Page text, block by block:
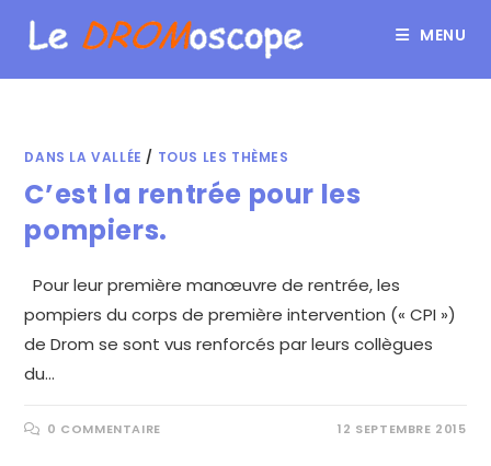
MENU
DANS LA VALLÉE / TOUS LES THÈMES
C’est la rentrée pour les
pompiers.
Pour leur première manœuvre de rentrée, les
pompiers du corps de première intervention (« CPI »)
de Drom se sont vus renforcés par leurs collègues
du…
0 COMMENTAIRE 12 SEPTEMBRE 2015